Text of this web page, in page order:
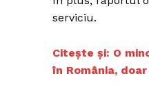
serviciu.
Citește și: O
în România,